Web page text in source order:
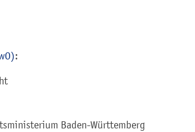
:
Baden-Württemberg